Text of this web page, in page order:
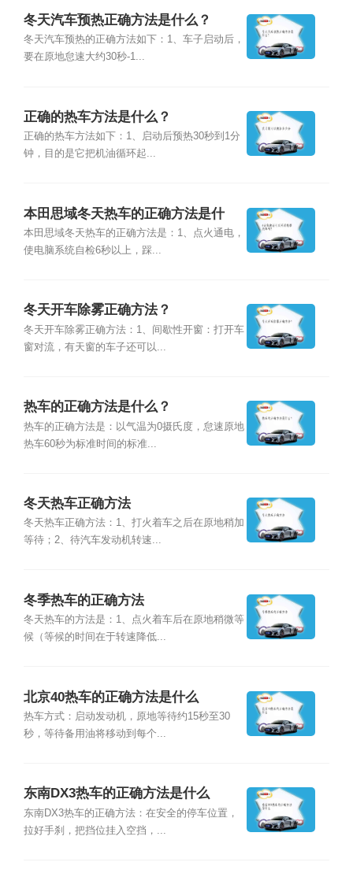
冬天汽车预热正确方法是什么？
冬天汽车预热的正确方法如下：1、车子启动后，
要在原地怠速大约30秒-1...
正确的热车方法是什么？
正确的热车方法如下：1、启动后预热30秒到1分
钟，目的是它把机油循环起...
本田思域冬天热车的正确方法是什
么？
本田思域冬天热车的正确方法是：1、点火通电，
使电脑系统自检6秒以上，踩...
冬天开车除雾正确方法？
冬天开车除雾正确方法：1、间歇性开窗：打开车
窗对流，有天窗的车子还可以...
热车的正确方法是什么？
热车的正确方法是：以气温为0摄氏度，怠速原地
热车60秒为标准时间的标准...
冬天热车正确方法
冬天热车正确方法：1、打火着车之后在原地稍加
等待；2、待汽车发动机转速...
冬季热车的正确方法
冬天热车的方法是：1、点火着车后在原地稍微等
候（等候的时间在于转速降低...
北京40热车的正确方法是什么
热车方式：启动发动机，原地等待约15秒至30
秒，等待备用油将移动到每个...
东南DX3热车的正确方法是什么
东南DX3热车的正确方法：在安全的停车位置，
拉好手刹，把挡位挂入空挡，...